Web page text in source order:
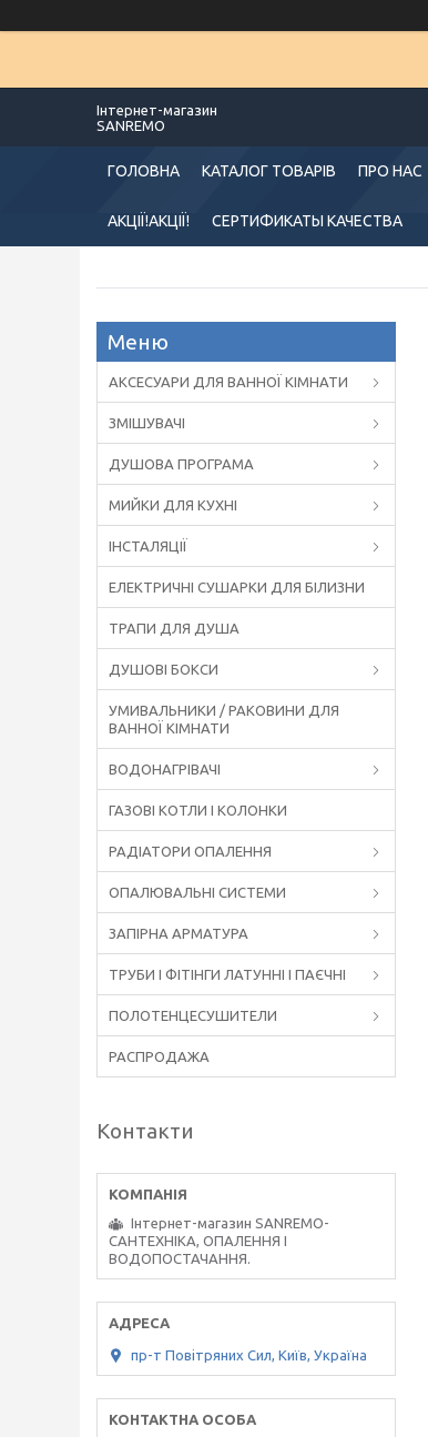
Інтернет-магазин
SANREMO
ГОЛОВНА КАТАЛОГ ТОВАРІВ ПРО НАС
АКЦІЇ!АКЦІЇ! СЕРТИФИКАТЫ КАЧЕСТВА
АКСЕСУАРИ ДЛЯ ВАННОЇ КІМНАТИ
ЗМІШУВАЧІ
ДУШОВА ПРОГРАМА
МИЙКИ ДЛЯ КУХНІ
ІНСТАЛЯЦІЇ
ЕЛЕКТРИЧНІ СУШАРКИ ДЛЯ БІЛИЗНИ
ТРАПИ ДЛЯ ДУША
ДУШОВІ БОКСИ
УМИВАЛЬНИКИ / РАКОВИНИ ДЛЯ
ВАННОЇ КІМНАТИ
ВОДОНАГРІВАЧІ
ГАЗОВІ КОТЛИ І КОЛОНКИ
РАДІАТОРИ ОПАЛЕННЯ
ОПАЛЮВАЛЬНІ СИСТЕМИ
ЗАПІРНА АРМАТУРА
ТРУБИ І ФІТІНГИ ЛАТУННІ І ПАЄЧНІ
ПОЛОТЕНЦЕСУШИТЕЛИ
РАСПРОДАЖА
Контакти
Інтернет-магазин SANREMO-
САНТЕХНІКА, ОПАЛЕННЯ І
ВОДОПОСТАЧАННЯ.
пр-т Повiтряних Сил, Київ, Україна